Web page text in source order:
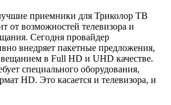
приемники для Триколор ТВ
от возможностей телевизора и
Сегодня провайдер
внедряет пакетные предложения,
в Full HD и UHD качестве.
специального оборудования,
HD. Это касается и телевизора, и